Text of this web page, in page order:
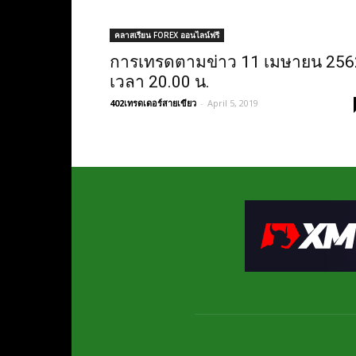
คลาสเรียน FOREX ออนไลน์ฟรี
การเทรดตามข่าว 11 เมษายน
เวลา 20.00 น.
402เทรดเดอร์สายเขียว - April 5, 2019